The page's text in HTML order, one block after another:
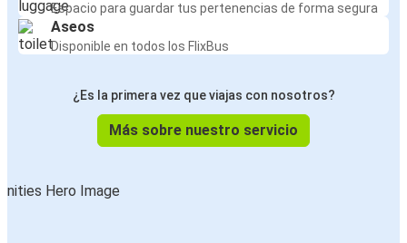
Espacio para guardar tus pertenencias de forma segura
Aseos
Disponible en todos los FlixBus
¿Es la primera vez que viajas con nosotros?
Más sobre nuestro servicio